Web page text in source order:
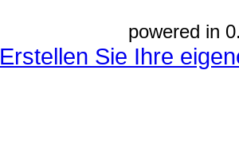
powered in
Erstellen Sie Ihre